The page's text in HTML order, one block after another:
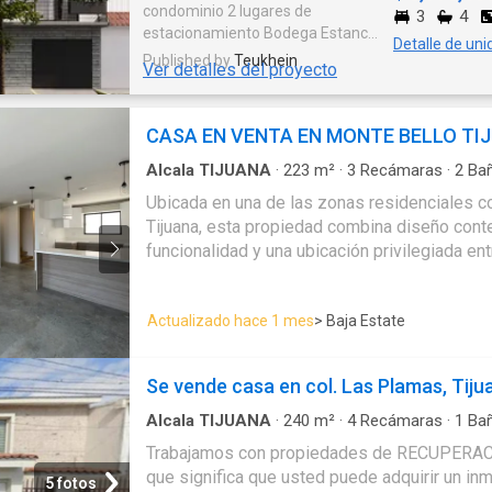
condominio 2 lugares de
estacionamiento Bodega Estanca
Comedor 3 recamaras 3 a 4
baños Sala de TV Terraza a la
intemperie Patio interior Cuarto
acondicionada con acabados.
Published byTeukhein
Ver detalles del proyecto
3 4
Detalle de
CASA EN VENTA EN MONTE BELLO
Alcala TIJUANA · 223 m² · 3 Recámaras · 2
Ubicada en una de las zonas residenciales
Tijuana, esta propiedad combina diseño
funcionalidad y una ubicación privilegiada
calle cerrada, con fácil acceso a vialidades
escuelas y servicios. Precio de venta: $5,650,000 MXN
Características destacadas: - Superficie
iluminación natural (principal con walk-in
completos con tragaluz + 1 medio baño para
con cubierta de cuarzo blanco - Sala y
balcón con vista panorámica al estadio
Actualizado hace 1 mes> Baja Estate
5 fotos
Se vende casa en col. Las Plamas,
Alcala TIJUANA · 240 m² · 4Recámaras · 1
Trabajamos con propiedades de
que significa que usted puede adquirir un